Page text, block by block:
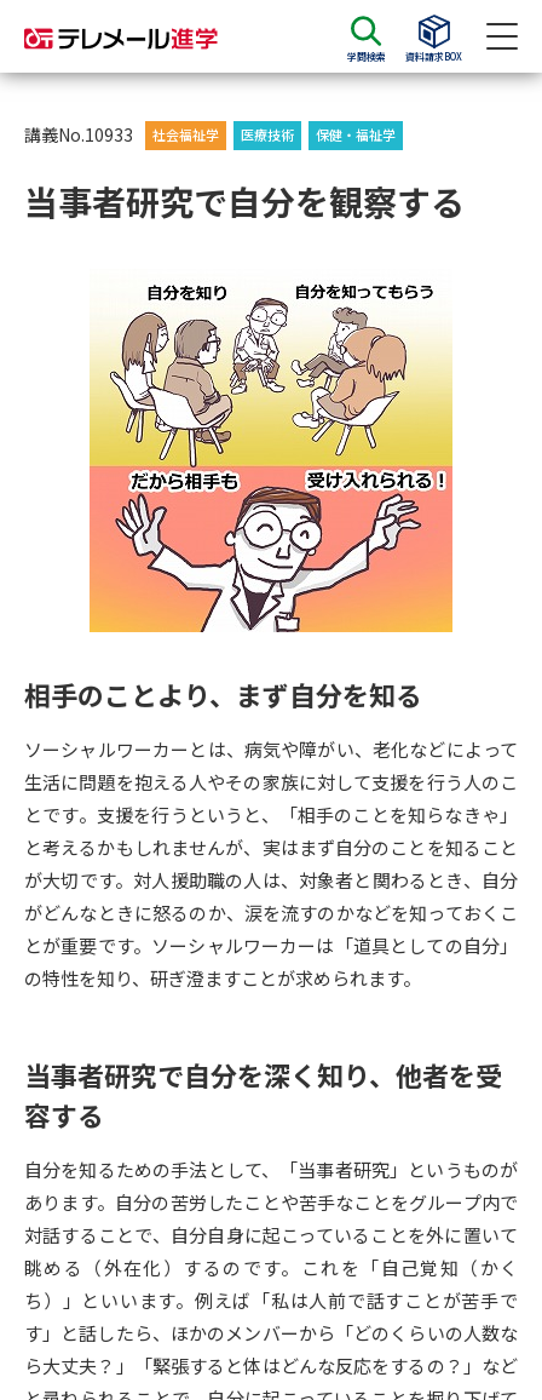
学問検索 資料請求BOX
資料請求 資料検索
大学・短大の資料種類から請求
学部・学科パンフ
総合型選抜・学校推薦型選抜 募
大学入学共通テスト利用選抜の
募集要項＆願書
大学・短大以外の資料から請求
専門学校の資料請求 大学院の資料請求
留学・進学関連、塾・予備校
大学入学共通テスト「受験案
内」の請求
配慮案内」の請求
高等学校卒業程度認定試験
幼稚園教員資格認定試験 小学校教員資格認定試験
高等学校（情報）教員資格認定
試験
大学研究 大学検索
新増設大学・学部・学科特集
国際・グローバルに強い大学特
集
データサイエンス特集
デジタルパンフレット 進路の３択
新学年スタート号特集ページ
（高3生用）
新学年スタート号特集ページ
（高2生用）
SELFBRAND特集ページ
講義No.10933 社会福祉学 医療技術 保健・福祉学
当事者研究で自分を観察する
相手のことより、まず自分を知る
ソーシャルワーカーとは、病気や障がい、老化などによって
生活に問題を抱える人やその家族に対して支援を行う人のこ
とです。支援を行うというと、「相手のことを知らなきゃ」
と考えるかもしれませんが、実はまず自分のことを知ること
が大切です。対人援助職の人は、対象者と関わるとき、自分
がどんなときに怒るのか、涙を流すのかなどを知っておくこ
とが重要です。ソーシャルワーカーは「道具としての自分」
の特性を知り、研ぎ澄ますことが求められます。
当事者研究で自分を深く知り、他者を受
容する
自分を知るための手法として、「当事者研究」というものが
あります。自分の苦労したことや苦手なことをグループ内で
対話することで、自分自身に起こっていることを外に置いて
眺める（外在化）するのです。これを「自己覚知（かく
ち）」といいます。例えば「私は人前で話すことが苦手で
す」と話したら、ほかのメンバーから「どのくらいの人数な
ら大丈夫？」「緊張すると体はどんな反応をするの？」など